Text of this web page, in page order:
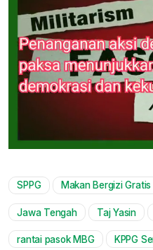
SPPG Makan Bergizi Gratis
Jawa Tengah Taj Yasin
rantai pasok MBG KPPG